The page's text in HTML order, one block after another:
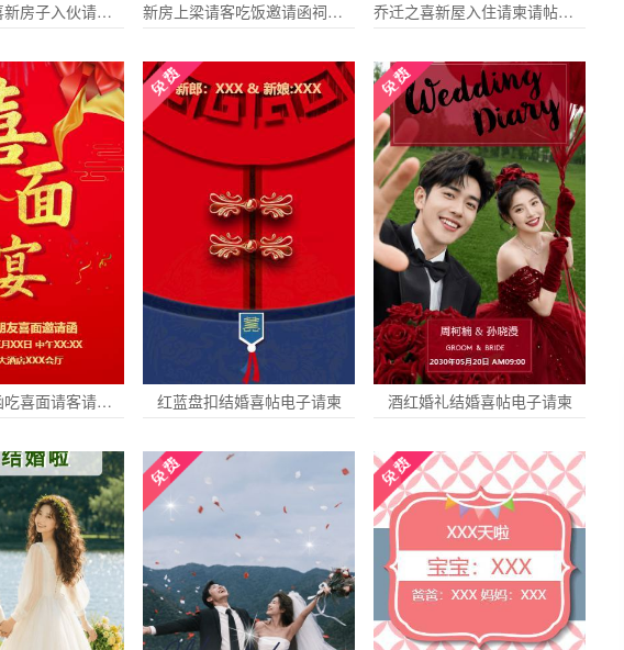
乔迁新居之喜新房子入伙请柬请帖邀请函 新房上梁请客吃饭邀请函祠堂上梁请柬请帖 乔迁之喜新屋入住请柬请帖企业店铺乔迁电子请柬
喜面宴邀请函吃喜面请客请柬请帖 红蓝盘扣结婚喜帖电子请柬 酒红婚礼结婚喜帖电子请柬